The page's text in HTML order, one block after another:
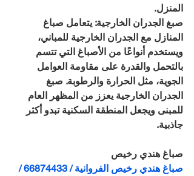
المنزل.
صبغ الجدران الخارجية: يتعامل صباغ
المنازل مع الجدران الخارجية للمباني،
ويستخدم أنواعًا من الأصباغ التي تتسم
بالتحمل والقدرة على مقاومة العوامل
الجوية، مثل الحرارة والرطوبة. صبغ
الجدران الخارجية يعزز من المظهر العام
للمبنى ويجعل المنطقة السكنية تبدو أكثر
جاذبية.
صباغ هندي رخيص
صباغ هندي رخيص الفروانية / 66874433 /